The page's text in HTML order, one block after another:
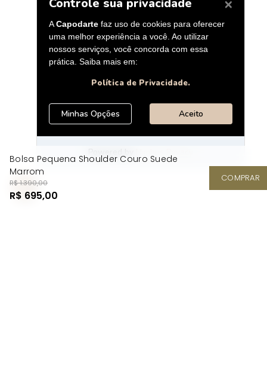
Bolsa Pequena Shoulder Couro Suede
Marrom
R$ 1.390,00
R$ 695,00
COMPRAR